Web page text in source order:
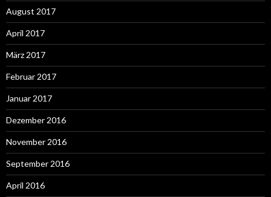
August 2017
April 2017
März 2017
Februar 2017
Januar 2017
Dezember 2016
November 2016
September 2016
April 2016